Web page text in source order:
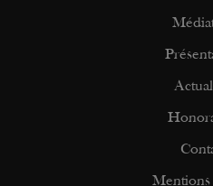
Mentions